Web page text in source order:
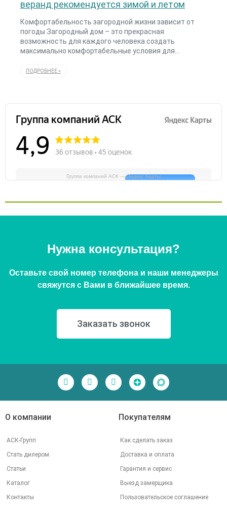
веранд рекомендуется зимой и летом
Комфортабельность загородной жизни зависит от
погоды Загородный дом – это прекрасная
возможность для каждого человека создать
максимально комфортабельные условия для…
ПОДРОБНЕЕ »
Группа компаний АСК — Яндекс Карты
Нужна консультация?
Оставьте свой номер телефона и наши менеджеры
свяжутся с Вами в ближайшее время.
Заказать звонок
О компании
АСК-Групп
Стать дилером
Статьи
Каталог
Контакты
Покупателям
Как сделать заказ
Доставка и оплата
Гарантия и сервис
Выезд замерщика
Пользовательское соглашение